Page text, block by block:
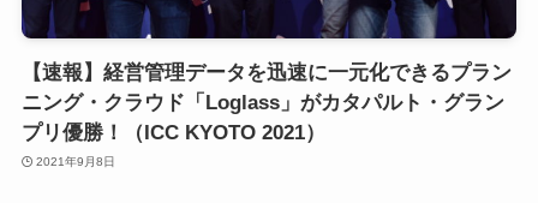
【速報】経営管理データを迅速に一元化できるプラン
ニング・クラウド「Loglass」がカタパルト・グラン
プリ優勝！（ICC KYOTO 2021）
2021年9月8日